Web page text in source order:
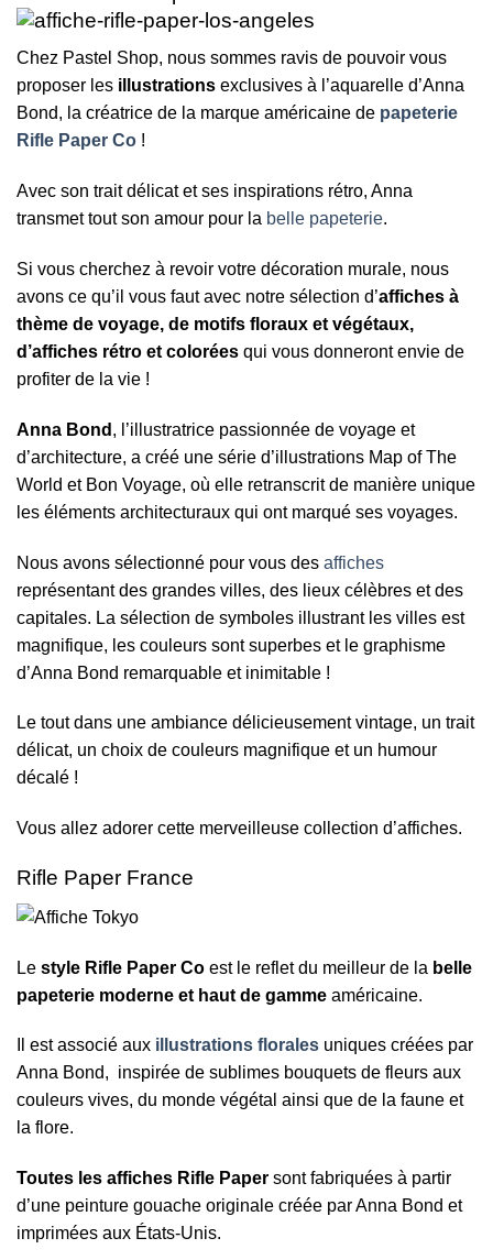
Chez Pastel Shop, nous sommes ravis de pouvoir vous
proposer les illustrations exclusives à l’aquarelle d’Anna
Bond, la créatrice de la marque américaine de papeterie
Rifle Paper Co !
Avec son trait délicat et ses inspirations rétro, Anna
transmet tout son amour pour la belle papeterie.
Si vous cherchez à revoir votre décoration murale, nous
avons ce qu’il vous faut avec notre sélection d’affiches à
thème de voyage, de motifs floraux et végétaux,
d’affiches rétro et colorées qui vous donneront envie de
profiter de la vie !
Anna Bond , l’illustratrice passionnée de voyage et
d’architecture, a créé une série d’illustrations Map of The
World et Bon Voyage, où elle retranscrit de manière unique
les éléments architecturaux qui ont marqué ses voyages.
Nous avons sélectionné pour vous des affiches
représentant des grandes villes, des lieux célèbres et des
capitales. La sélection de symboles illustrant les villes est
magnifique, les couleurs sont superbes et le graphisme
d’Anna Bond remarquable et inimitable !
Le tout dans une ambiance délicieusement vintage, un trait
délicat, un choix de couleurs magnifique et un humour
décalé !
Vous allez adorer cette merveilleuse collection d’affiches.
Rifle Paper France
Le style Rifle Paper Co est le reflet du meilleur de la belle
papeterie moderne et haut de gamme américaine.
Il est associé aux illustrations florales uniques créées par
Anna Bond, inspirée de sublimes bouquets de fleurs aux
couleurs vives, du monde végétal ainsi que de la faune et
la flore.
Toutes les affiches Rifle Paper sont fabriquées à partir
d’une peinture gouache originale créée par Anna Bond et
imprimées aux États-Unis.